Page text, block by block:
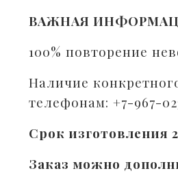
ВАЖНАЯ
100% повторение
Наличие
телефонам: +7-967-
Срок изготовления
Заказ можно